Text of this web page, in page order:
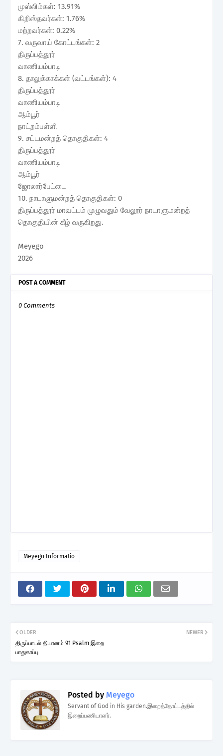
முஸ்லிம்கள்: 13.91%
கிறிஸ்தவர்கள்: 1.76%
மற்றவர்கள்: 0.22%
7. வருவாய் கோட்டங்கள்: 2
திருப்பத்தூர்
வாணியம்பாடி
8. தாலுக்காக்கள் (வட்டங்கள்): 4
திருப்பத்தூர்
வாணியம்பாடி
ஆம்பூர்
நாட்றம்பள்ளி
9. சட்டமன்றத் தொகுதிகள்: 4
திருப்பத்தூர்
வாணியம்பாடி
ஆம்பூர்
ஜோலார்பேட்டை
10. நாடாளுமன்றத் தொகுதிகள்: 0
திருப்பத்தூர் மாவட்டம் முழுவதும் வேலூர் நாடாளுமன்றத்
தொகுதியின் கீழ் வருகிறது.
Meyego
2026
POST A COMMENT
0 Comments
Meyego Informatio
NEWER
OLDER
திருப்பாடல் தியானம் 91 Psalm இறை
பாதுகாப்பு
Posted by Meyego
Servant of God in His garden.இறைத்தோட்டத்தில்
இறைப்பணியாளர்.